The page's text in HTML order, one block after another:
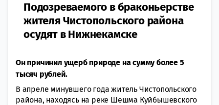
Подозреваемого в браконьерстве
жителя Чистопольского района
осудят в Нижнекамске
Он причинил ущерб природе на сумму более 5
тысяч рублей.
В апреле минувшего года житель Чистопольского
района, находясь на реке Шешма Куйбышевского